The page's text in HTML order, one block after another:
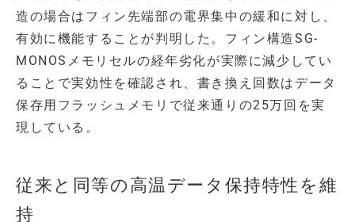
造の場合はフィン先端部の電界集中の緩和に対し、
有効に機能することが判明した。フィン構造SG-
MONOSメモリセルの経年劣化が実際に減少してい
ることで実効性を確認され、書き換え回数はデータ
保存用フラッシュメモリで従来通りの25万回を実
現している。
従来と同等の高温データ保持特性を維
持